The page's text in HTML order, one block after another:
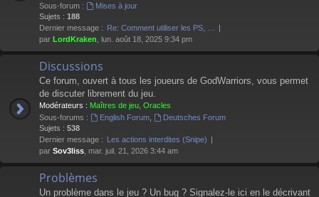
Sous-forum :
Mises à jour
Sujets : 188
Dernier message : Re: Comment utiliser les PS, …
par LordKraken , lun. août 18, 2025 9:34 pm
Discussions
Ce forum, ouvert à tous les joueurs de GodWarriors, vous permet
de discuter librement du jeu.
Modérateurs : Maîtres de jeu Oracles
Sous-forums :
English Forum,
Deutsches Forum
Sujets : 538
Dernier message : Les actions interdites (Snipe)
par Sov3liss , mar. juil. 21, 2026 3:44 am
Problèmes
Un problème dans le jeu ? Un bug ? Signalez-le ici en le décrivant